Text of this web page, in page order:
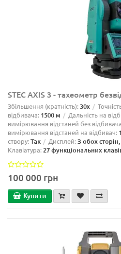
STEC AXIS 3 - тахеометр
Збільшення (кратність): 30х
відбивача: 1500 м Дальність на
вимірювання відстаней без
вимірювання відстаней на відбивач:
створу:Так Дисплей:З обох
Клавіатура: 27 функціональних
100 000 грн
Купити